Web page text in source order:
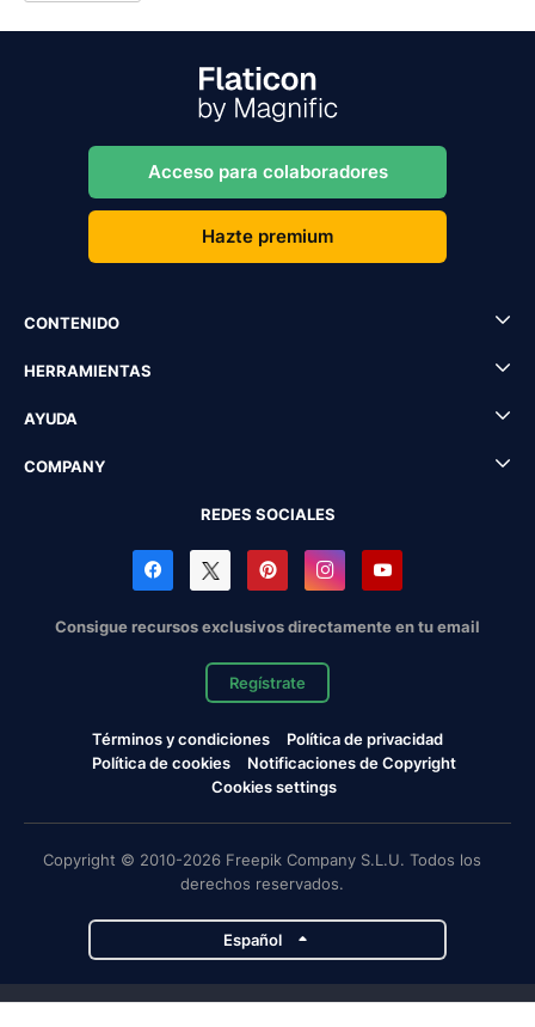
Acceso para colaboradores
Hazte premium
CONTENIDO
HERRAMIENTAS
AYUDA
COMPANY
REDES SOCIALES
Consigue recursos exclusivos directamente en tu email
Regístrate
Términos y condiciones
Política de privacidad
Política de cookies
Notificaciones de Copyright
Cookies settings
Copyright © 2010-2026 Freepik Company S.L.U. Todos los
derechos reservados.
Español